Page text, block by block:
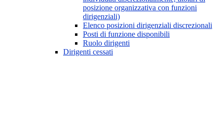
posizione organizzativa con funzioni
dirigenziali)
Elenco posizioni dirigenziali discrezionali
Posti di funzione disponibili
Ruolo dirigenti
Dirigenti cessati